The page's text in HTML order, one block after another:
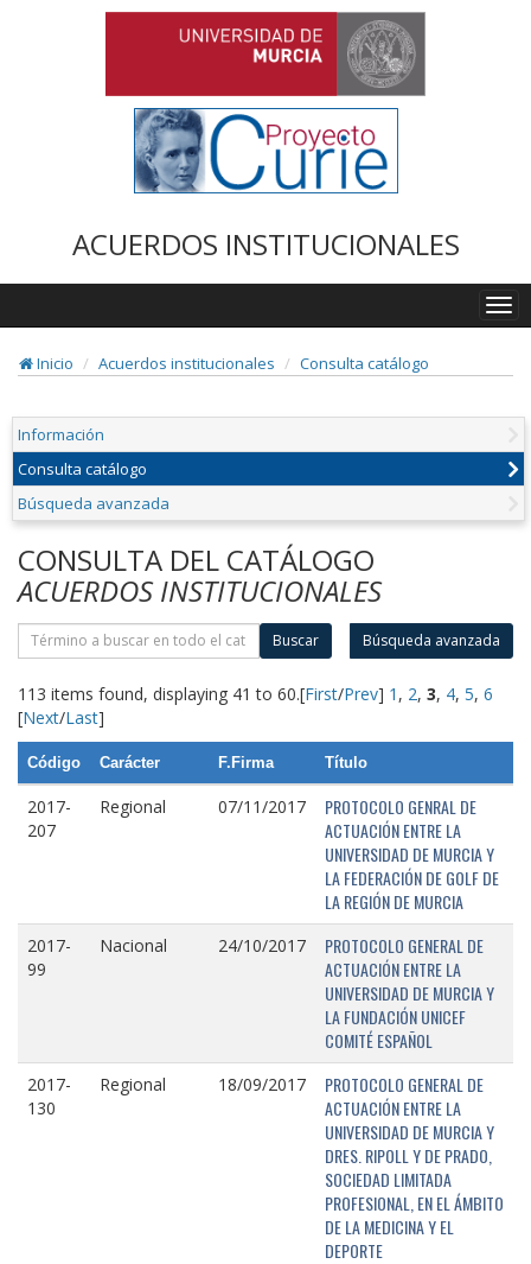
ACUERDOS INSTITUCIONALES
Inicio
Acuerdos institucionales Consulta catálogo
Información
Consulta catálogo
Búsqueda avanzada
CONSULTA DEL CATÁLOGO
ACUERDOS INSTITUCIONALES
Buscar Búsqueda avanzada
113 items found, displaying 41 to 60.[First/Prev] 1 , 2, 3, 4, 5, 6
[Next/Last]
Código Carácter F.Firma Título
2017-
207
Regional 07/11/2017
PROTOCOLO GENRAL DE
ACTUACIÓN ENTRE LA
UNIVERSIDAD DE MURCIA Y
LA FEDERACIÓN DE GOLF DE
LA REGIÓN DE MURCIA
2017-
99
Nacional 24/10/2017
PROTOCOLO GENERAL DE
ACTUACIÓN ENTRE LA
UNIVERSIDAD DE MURCIA Y
LA FUNDACIÓN UNICEF
COMITÉ ESPAÑOL
2017-
130
Regional 18/09/2017
PROTOCOLO GENERAL DE
ACTUACIÓN ENTRE LA
UNIVERSIDAD DE MURCIA Y
DRES. RIPOLL Y DE PRADO,
SOCIEDAD LIMITADA
PROFESIONAL, EN EL ÁMBITO
DE LA MEDICINA Y EL
DEPORTE